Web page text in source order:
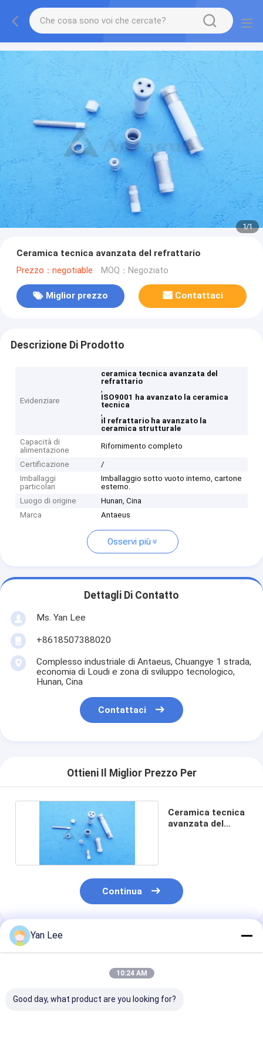
1/1
Ceramica tecnica avanzata del refrattario
Prezzo：negotiable MOQ：Negoziato
Miglior prezzo Contattaci
Descrizione Di Prodotto
Evidenziare
ceramica tecnica avanzata del
refrattario
,
ISO9001 ha avanzato la ceramica
tecnica
,
il refrattario ha avanzato la
ceramica strutturale
Capacità di
alimentazione
Rifornimento completo
Certificazione
/
Imballaggi
particolari
Imballaggio sotto vuoto interno, cartone
esterno.
Luogo di origine
Hunan, Cina
Marca
Antaeus
Osservi più
Dettagli Di Contatto
Ms. Yan Lee
+8618507388020
Complesso industriale di Antaeus, Chuangye 1 strada,
economia di Loudi e zona di sviluppo tecnologico,
Hunan, Cina
Contattaci
Ottieni Il Miglior Prezzo Per
Ceramica tecnica
avanzata del
Continua
Prodotti Raccomandati
Yan Lee
10:24 AM
Good day, what product are you looking for?